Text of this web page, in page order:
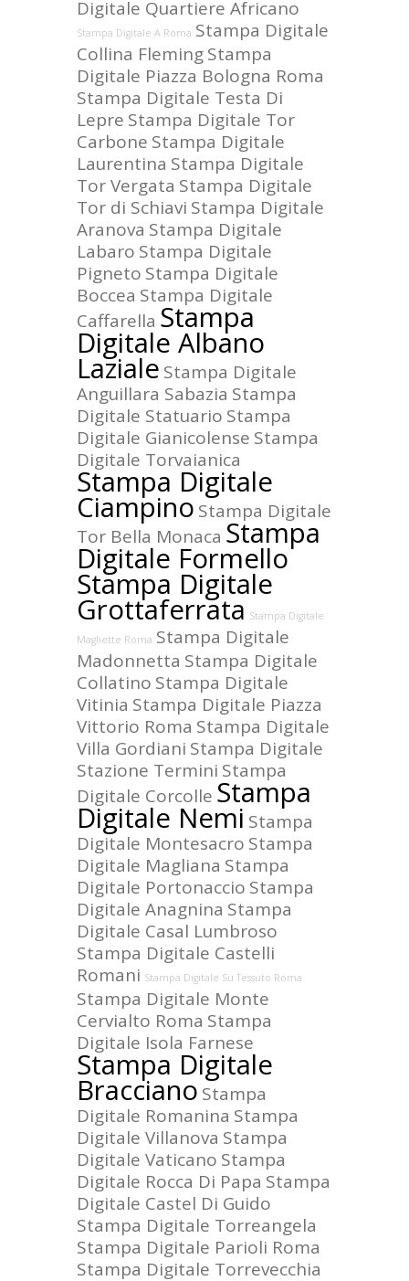
Digitale Quartiere Africano
Stampa Digitale A Roma Stampa Digitale
Collina FlemingStampa
Digitale Piazza Bologna Roma
Stampa Digitale Testa Di
Lepre Stampa Digitale Tor
Carbone Stampa Digitale
Laurentina Stampa Digitale
Tor Vergata Stampa Digitale
Tor di Schiavi Stampa Digitale
Aranova Stampa Digitale
Labaro Stampa Digitale
Pigneto Stampa Digitale
Boccea Stampa Digitale
Caffarella Stampa
Digitale Albano
Laziale Stampa Digitale
Anguillara Sabazia Stampa
Digitale Statuario Stampa
Digitale Gianicolense Stampa
Digitale Torvaianica
Stampa Digitale
Ciampino Stampa Digitale
Tor Bella Monaca Stampa
Digitale Formello
Stampa Digitale
Grottaferrata Stampa Digitale
Magliette Roma Stampa Digitale
Madonnetta Stampa Digitale
Collatino Stampa Digitale
Vitinia Stampa Digitale Piazza
Vittorio Roma Stampa Digitale
Villa Gordiani Stampa Digitale
Stazione Termini Stampa
Digitale Corcolle Stampa
Digitale Nemi Stampa
Digitale Montesacro Stampa
Digitale Magliana Stampa
Digitale Portonaccio Stampa
Digitale Anagnina Stampa
Digitale Casal Lumbroso
Stampa Digitale Castelli
Romani Stampa Digitale Su Tessuto Roma
Stampa Digitale Monte
Cervialto Roma Stampa
Digitale Isola Farnese
Stampa Digitale
Bracciano Stampa
Digitale Romanina Stampa
Digitale Villanova Stampa
Digitale Vaticano Stampa
Digitale Rocca Di Papa Stampa
Digitale Castel Di Guido
Stampa Digitale Torreangela
Stampa Digitale Parioli Roma
Stampa Digitale Torrevecchia